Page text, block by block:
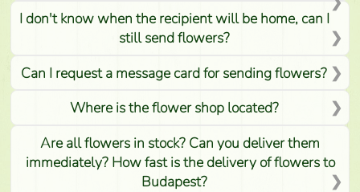
I don't know when the recipient will be home, can I
still send flowers?
Can I request a message card for sending flowers?
Where is the flower shop located?
Are all flowers in stock? Can you deliver them
immediately? How fast is the delivery of flowers to
Budapest?